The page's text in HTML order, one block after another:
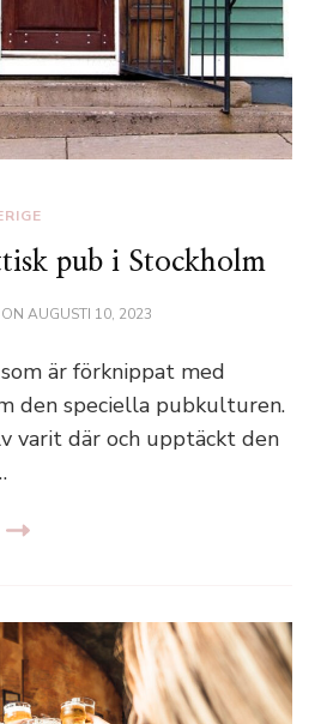
pub i Stockholm
AUGUSTI 10, 2023
är förknippat med
den speciella pubkulturen.
varit där och upptäckt den